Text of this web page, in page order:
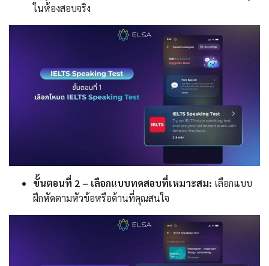
ในห้องสอบจริง
ขั้นตอนที่ 2 – เลือกแบบทดสอบที่เหมาะสม: เลือกแบบ
ฝึกหัดตามหัวข้อหรือด้านที่คุณสนใจ